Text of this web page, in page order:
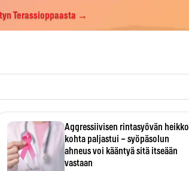
Terassioppaasta →
Aggressiivisen rintasyövän heikko
kohta paljastui – syöpäsolun
ahneus voi kääntyä sitä itseään
vastaan